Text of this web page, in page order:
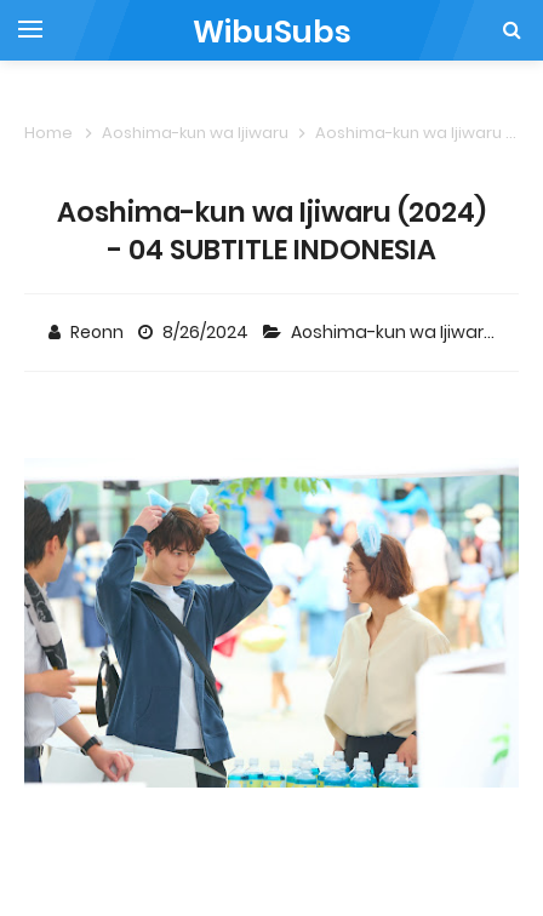
WibuSubs
Home Aoshima-kun wa Ijiwaru Aoshima-kun wa Ijiwaru (2024) - 04 SUBTITLE INDONESIA
Aoshima-kun wa Ijiwaru (2024)
- 04 SUBTITLE INDONESIA
Reonn 8/26/2024 Aoshima-kun wa Ijiwaru